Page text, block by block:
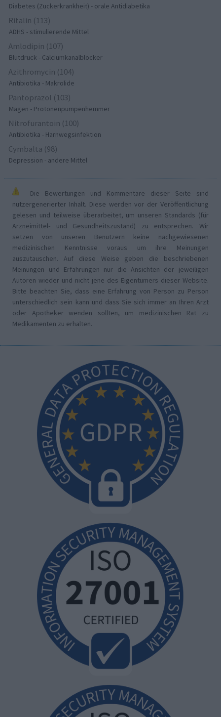
Diabetes (Zuckerkrankheit) - orale Antidiabetika
Ritalin (113)
ADHS - stimulierende Mittel
Amlodipin (107)
Blutdruck - Calciumkanalblocker
Azithromycin (104)
Antibiotika - Makrolide
Pantoprazol (103)
Magen - Protonenpumpenhemmer
Nitrofurantoin (100)
Antibiotika - Harnwegsinfektion
Cymbalta (98)
Depression - andere Mittel
Die Bewertungen und Kommentare dieser Seite sind
nutzergenerierter Inhalt. Diese werden vor der Veröffentlichung
gelesen und teilweise überarbeitet, um unseren Standards (für
Arzneimittel- und Gesundheitszustand) zu entsprechen. Wir
setzen von unseren Benutzern keine nachgewiesenen
medizinischen Kenntnisse voraus um ihre Meinungen
auszutauschen. Auf diese Weise geben die beschriebenen
Meinungen und Erfahrungen nur die Ansichten der jeweiligen
Autoren wieder und nicht jene des Eigentümers dieser Website.
Bitte beachten Sie, dass eine Erfahrung von Person zu Person
unterschiedlich sein kann und dass Sie sich immer an Ihren Arzt
oder Apotheker wenden sollten, um medizinischen Rat zu
Medikamenten zu erhalten.